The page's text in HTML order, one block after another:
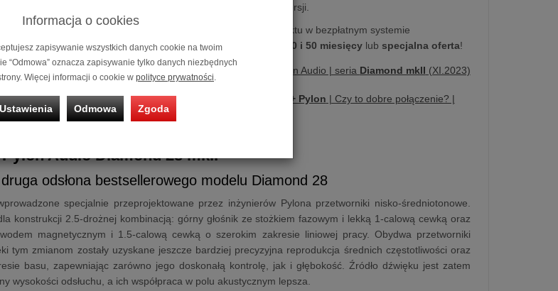
wybranej przez Ciebie wersji.
Możliwość zakupu produktu w bezpłatnym systemie
ratalnym0% 10, 20, 30 i 50 miesięcylub specjalna oferta!
Prezentujemy | Pylon Audio | seria Diamond mkII (XI.2023)
Fezz + Pylon | Czy to dobre połączenie? |
Pylon Audio Diamond 28 mkII
odsłona bestsellerowego modelu Diamond 28
specjalnie przeprojektowane przez inżynierów Pylona przetworniki nisko-średniotonowe.
konstrukcji 2.5-drożnej kombinacją: górny głośnik ze stożkiem fazowym i lekką 1-calową cewką oraz
magnetycznym i 1.5-calową cewką o szerokim zakresie liniowej pracy. Obydwa przetworniki
tym zmianom zostały uzyskane jeszcze bardziej precyzyjna reprodukcja średnich częstotliwości oraz
basu, zapewniając zarówno jego doskonałą kontrolę, jak i głębokość. Źródło dźwięku jest zatem
wysokości odsłuchu, a ich współpraca w polu akustycznym lepsza.
Informacja o cookies
zapisywanie wszystkich danych cookie na twoim
“Odmowa” oznacza zapisywanie tylko danych niezbędnych
Więcej informacji o cookie w polityce prywatności.
Odmowa Zgoda